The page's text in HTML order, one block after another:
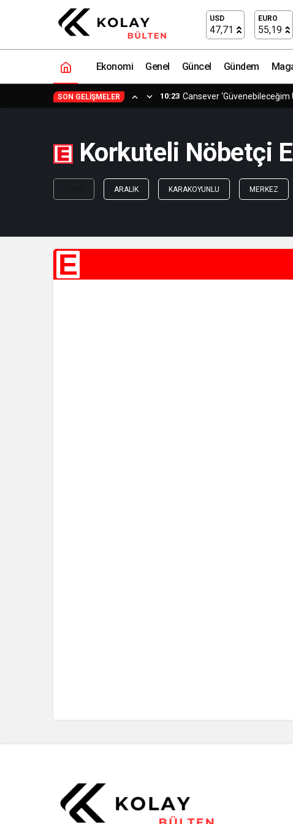
USD
47,71
EURO
55,19
Ekonomi Genel Güncel Gündem
SON GELIŞMELER 10:23 Cansever ‘Güvenebileceğim
Korkuteli Nöbetçi
ARALIK KARAKOYUNLU MERKEZ
E